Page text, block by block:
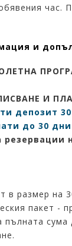
час.
и
И
депозит
до 30
резервации
в размер на
пакет -
сума